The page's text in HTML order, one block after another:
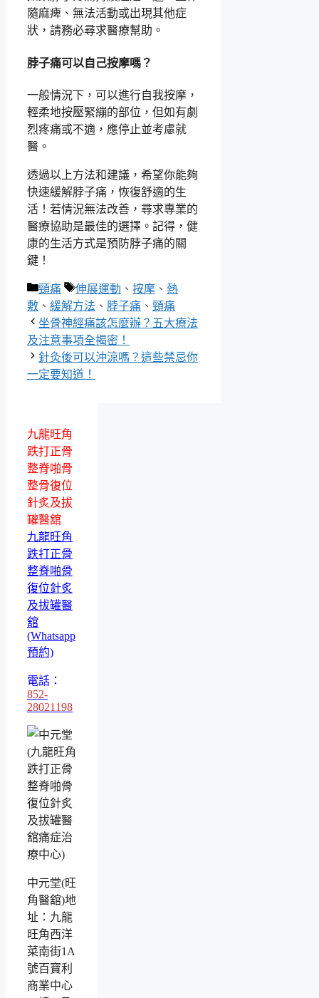
隨麻痺、無法活動或出現其他症
狀，請務必尋求醫療幫助。
脖子痛可以自己按摩嗎？
一般情況下，可以進行自我按摩，
輕柔地按壓緊繃的部位，但如有劇
烈疼痛或不適，應停止並考慮就
醫。
透過以上方法和建議，希望你能夠
快速緩解脖子痛，恢復舒適的生
活！若情況無法改善，尋求專業的
醫療協助是最佳的選擇。記得，健
康的生活方式是預防脖子痛的關
鍵！
分
類
頸痛
標
籤
伸展運動 、 按摩 、 熱
敷 、 緩解方法 、 脖子痛 、 頸痛
坐骨神經痛該怎麼辦？五大療法
及注意事項全揭密！
針灸後可以沖涼嗎？這些禁忌你
一定要知道！
九龍旺角
跌打正骨
整脊啪骨
整骨復位
針炙及拔
罐醫舘
九龍旺角
跌打正骨
整脊啪骨
復位針炙
及拔罐醫
舘
(Whatsapp
預約)
電話：
852-
28021198
中元堂(旺
角醫舘)地
址：九龍
旺角西洋
菜南街1A
號百寶利
商業中心